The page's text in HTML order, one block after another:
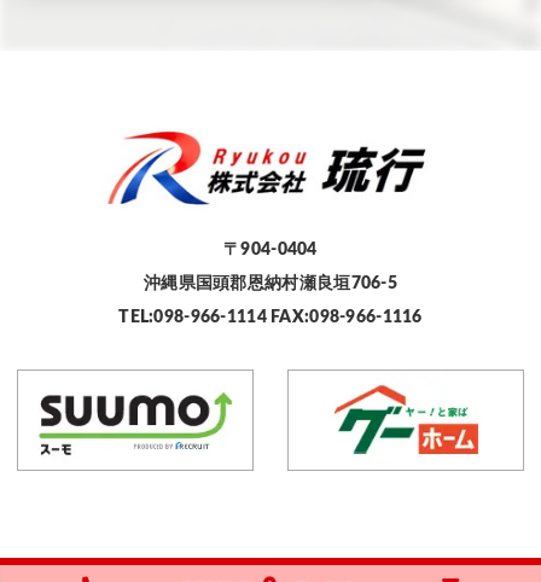
〒904-0404
沖縄県国頭郡恩納村瀬良垣706-5
TEL:098-966-1114 FAX:098-966-1116